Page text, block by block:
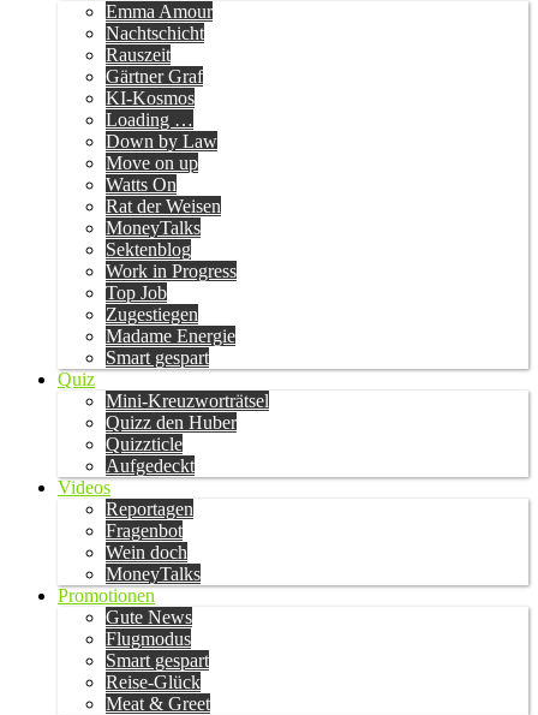
Emma Amour
Nachtschicht
Rauszeit
Gärtner Graf
KI-Kosmos
Loading …
Down by Law
Move on up
Watts On
Rat der Weisen
MoneyTalks
Sektenblog
Work in Progress
Top Job
Zugestiegen
Madame Energie
Smart gespart
Quiz
Mini-Kreuzworträtsel
Quizz den Huber
Quizzticle
Aufgedeckt
Videos
Reportagen
Fragenbot
Wein doch
MoneyTalks
Promotionen
Gute News
Flugmodus
Smart gespart
Reise-Glück
Meat & Greet